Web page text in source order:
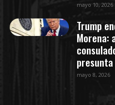
mayo 10, 2026
Trump
Morena:
mayo 8, 2026